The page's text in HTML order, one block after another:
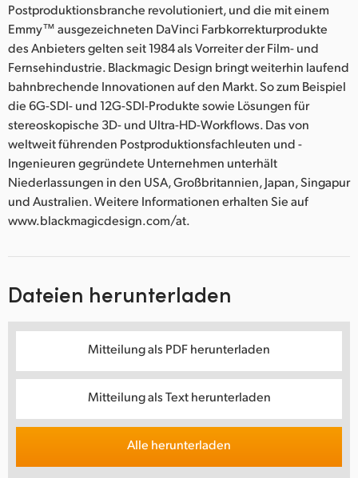
Postproduktionsbranche revolutioniert, und die mit einem
Emmy™ ausgezeichneten DaVinci Farbkorrekturprodukte
des Anbieters gelten seit 1984 als Vorreiter der Film- und
Fernsehindustrie. Blackmagic Design bringt weiterhin laufend
bahnbrechende Innovationen auf den Markt. So zum Beispiel
die 6G-SDI- und 12G-SDI-Produkte sowie Lösungen für
stereoskopische 3D- und Ultra-HD-Workflows. Das von
weltweit führenden Postproduktionsfachleuten und -
Ingenieuren gegründete Unternehmen unterhält
Niederlassungen in den USA, Großbritannien, Japan, Singapur
und Australien. Weitere Informationen erhalten Sie auf
www.blackmagicdesign.com/at.
Dateien herunterladen
Mitteilung als PDF herunterladen
Mitteilung als Text herunterladen
Alle herunterladen